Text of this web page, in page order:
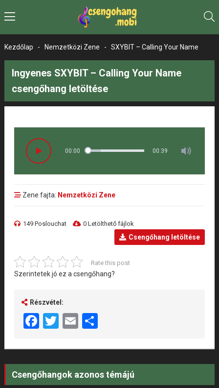
Kezdőlap - Nemzetközi Zene - SXYBIT – Calling Your Name
Ingyenes SXYBIT – Calling Your Name
csengőhang letöltése
00:00 00:39
Zene fajta: Nemzetközi Zene
149 Poslouchat 0 Letölthető fájlok
Csengőhang letöltése
Rate this post
Szerintetek jó ez a csengőhang?
Részvétel:
Facebook
Twitter
EmailShare
Csengőhangok azonos témájú